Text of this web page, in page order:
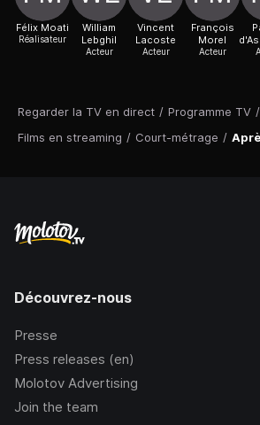
Regarder la TV en direct / Programme TV /
Films en streaming / Court-métrage /
Félix Moati
Réalisateur
William
Lebghil
Acteur
Vincent
Lacoste
Acteur
François
Morel
Acteur
Découvrez-nous
Presse
Press releases (en)
Molotov Advertising
Join the team